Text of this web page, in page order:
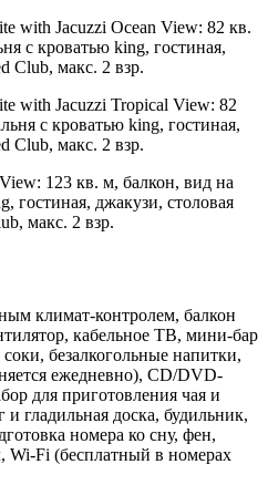
with Jacuzzi Ocean View: 82 кв.
с кроватью king, гостиная,
Club, макс. 2 взр.
with Jacuzzi Tropical View: 82
с кроватью king, гостиная,
Club, макс. 2 взр.
: 123 кв. м, балкон, вид на
гостиная, джакузи, столовая
макс. 2 взр.
климат-контролем, балкон
кабельное ТВ, мини-бар
безалкогольные напитки,
ежедневно), CD/DVD-
для приготовления чая и
гладильная доска, будильник,
номера ко сну, фен,
Wi-Fi (бесплатный в номерах